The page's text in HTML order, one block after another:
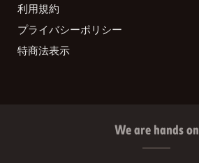
利用規約
プライバシーポリシー
特商法表示
We are hands on